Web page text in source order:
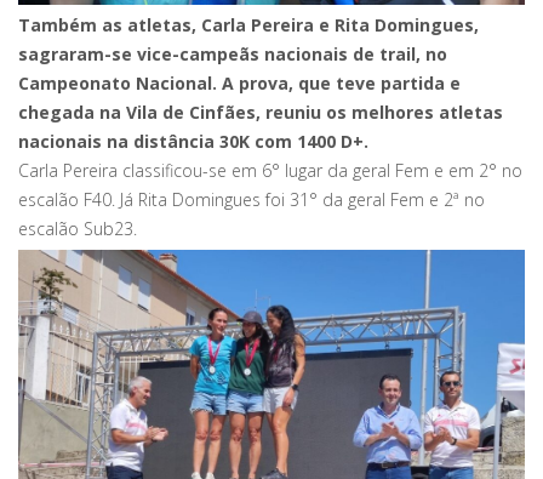
Também as atletas, Carla Pereira e Rita Domingues,
sagraram-se vice-campeãs nacionais de trail, no
Campeonato Nacional. A prova, que teve partida e
chegada na Vila de Cinfães, reuniu os melhores atletas
nacionais na distância 30K com 1400 D+.
Carla Pereira classificou-se em 6° lugar da geral Fem e em 2° no
escalão F40. Já Rita Domingues foi 31° da geral Fem e 2ª no
escalão Sub23.